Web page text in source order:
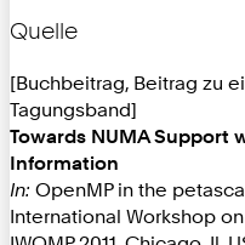
Quelle
[Buchbeitrag, Beitrag zu
Tagungsband]
Towards NUMA Support
Information
In: OpenMP in the
International Workshop